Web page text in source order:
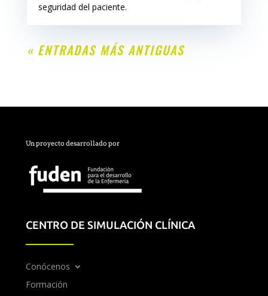
seguridad del paciente.
« ENTRADAS MÁS ANTIGUAS
Un proyecto desarrollado por
CENTRO DE SIMULACIÓN CLÍNICA
Conócenos
Formación